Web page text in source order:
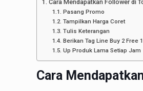
Cara Mendapatkan Follower di
Pasang Promo
Tampilkan Harga Coret
Tulis Keterangan
Berikan Tag Line Buy 2 Free 1
Up Produk Lama Setiap Jam
Cara